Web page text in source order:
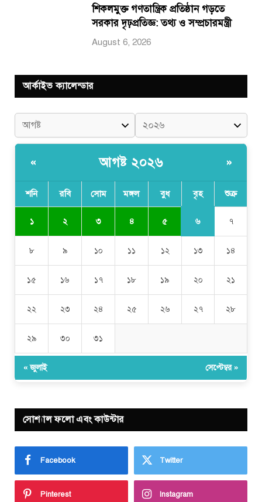
শিকলমুক্ত গণতান্ত্রিক প্রতিষ্ঠান গড়তে
সরকার দৃঢ়প্রতিজ্ঞ: তথ্য ও সম্প্রচারমন্ত্রী
August 6, 2026
আর্কাইভ ক্যালেন্ডার
« আগষ্ট ২০২৬ »
শনি রবি সোম মঙ্গল বুধ বৃহ শুক্র
১ ২ ৩ ৪ ৫ ৬ ৭
৮ ৯ ১০ ১১ ১২ ১৩ ১৪
১৫ ১৬ ১৭ ১৮ ১৯ ২০ ২১
২২ ২৩ ২৪ ২৫ ২৬ ২৭ ২৮
২৯ ৩০ ৩১
« জুলাই সেপ্টেম্বর »
সোশ্যাল ফলো এবং কাউন্টার
Facebook Twitter
Pinterest Instagram